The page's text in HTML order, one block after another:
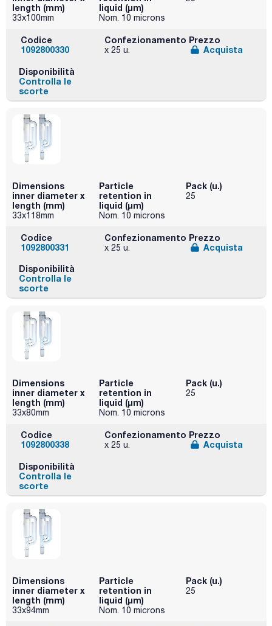
length (mm)
33x100mm
liquid (μm)
Nom. 10 microns
Codice
1092800330
Confezionamento
x 25 u.
Prezzo
Acquista
Disponibilità
Controlla le
scorte
Dimensions
inner diameter x
length (mm)
33x118mm
Particle
retention in
liquid (μm)
Nom. 10 microns
Pack (u.)
25
Codice
1092800331
Confezionamento
x 25 u.
Prezzo
Acquista
Disponibilità
Controlla le
scorte
Dimensions
inner diameter x
length (mm)
33x80mm
Particle
retention in
liquid (μm)
Nom. 10 microns
Pack (u.)
25
Codice
1092800338
Confezionamento
x 25 u.
Prezzo
Acquista
Disponibilità
Controlla le
scorte
Dimensions
inner diameter x
length (mm)
33x94mm
Particle
retention in
liquid (μm)
Nom. 10 microns
Pack (u.)
25